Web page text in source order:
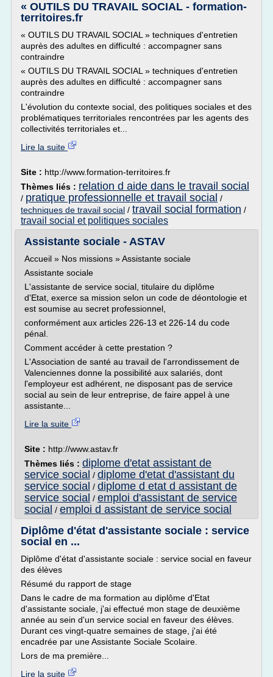
« OUTILS DU TRAVAIL SOCIAL - formation-
territoires.fr
« OUTILS DU TRAVAIL SOCIAL » techniques d'entretien
auprès des adultes en difficulté : accompagner sans
contraindre
« OUTILS DU TRAVAIL SOCIAL » techniques d'entretien
auprès des adultes en difficulté : accompagner sans
contraindre
L'évolution du contexte social, des politiques sociales et des
problématiques territoriales rencontrées par les agents des
collectivités territoriales et...
Lire la suite
Site : http://www.formation-territoires.fr
Thèmes liés : relation d aide dans le travail social
/ pratique professionnelle et travail social /
techniques de travail social / travail social formation /
travail social et politiques sociales
Assistante sociale - ASTAV
Accueil » Nos missions » Assistante sociale
Assistante sociale
L'assistante de service social, titulaire du diplôme
d'Etat, exerce sa mission selon un code de déontologie et
est soumise au secret professionnel,
conformément aux articles 226-13 et 226-14 du code
pénal.
Comment accéder à cette prestation ?
L'Association de santé au travail de l'arrondissement de
Valenciennes donne la possibilité aux salariés, dont
l'employeur est adhérent, ne disposant pas de service
social au sein de leur entreprise, de faire appel à une
assistante...
Lire la suite
Site : http://www.astav.fr
Thèmes liés : diplome d'etat assistant de
service social / diplome d'etat d'assistant du
service social / diplome d etat d assistant de
service social / emploi d'assistant de service
social / emploi d assistant de service social
Diplôme d'état d'assistante sociale : service
social en ...
Diplôme d'état d'assistante sociale : service social en faveur
des élèves
Résumé du rapport de stage
Dans le cadre de ma formation au diplôme d'Etat
d'assistante sociale, j'ai effectué mon stage de deuxième
année au sein d'un service social en faveur des élèves.
Durant ces vingt-quatre semaines de stage, j'ai été
encadrée par une Assistante Sociale Scolaire.
Lors de ma première...
Lire la suite